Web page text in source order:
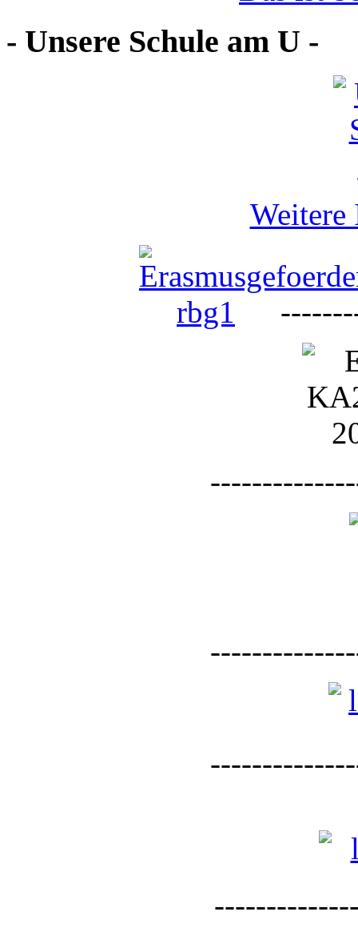
- Unsere Schule am U -
Weitere